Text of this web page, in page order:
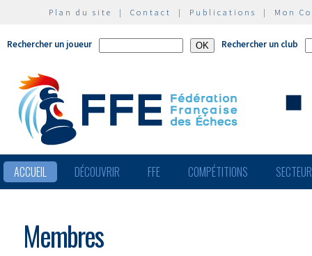
Plan du site | Contact | Publications | Mon
Rechercher un joueur Rechercher un club
ACCUEIL DÉCOUVRIR FFE COMPÉTITIONS
Membres